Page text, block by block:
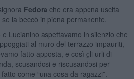
Fedora che era appena uscita
la beccò in piena permanente.
Lucianino aspettavamo in silenzio che
al muro del terrazzo impauriti,
fatto apposta, e così gli urli di
scusandosi e riscusandosi per
come “una cosa da ragazzi”.